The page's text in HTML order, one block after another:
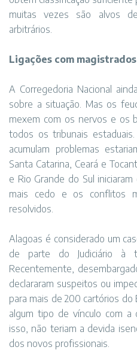
muitas vezes são alvos
arbitrários.
Ligações com magistrados
A Corregedoria Nacional
sobre a situação. Mas os
mexem com os nervos e os
todos os tribunais
acumulam problemas
Santa Catarina, Ceará e
e Rio Grande do Sul
mais cedo e os conflitos
resolvidos.
Alagoas é considerado um
de parte do Judiciário à
Recentemente,
declararam suspeitos ou
para mais de 200 cartórios
algum tipo de vínculo com
isso, não teriam a devida
dos novos profissionais.